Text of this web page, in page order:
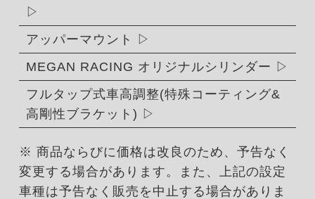
アッパーマウント
MEGAN RACING オリジナルシリンダー
フルタップ式車高調整(特殊コーティング&
高剛性ブラケット)
※ 商品ならびに価格は改良のため、予告なく
変更する場合があります。また、上記の設定
車種は予告なく販売を中止する場合がありま